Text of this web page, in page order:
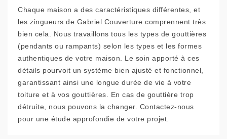
Chaque maison a des caractéristiques différentes, et
les zingueurs de Gabriel Couverture comprennent très
bien cela. Nous travaillons tous les types de gouttières
(pendants ou rampants) selon les types et les formes
authentiques de votre maison. Le soin apporté à ces
détails pourvoit un système bien ajusté et fonctionnel,
garantissant ainsi une longue durée de vie à votre
toiture et à vos gouttières. En cas de gouttière trop
détruite, nous pouvons la changer. Contactez-nous
pour une étude approfondie de votre projet.